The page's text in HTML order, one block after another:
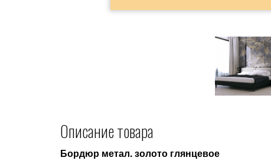
Описание товара
Бордюр метал. золото глянцевое